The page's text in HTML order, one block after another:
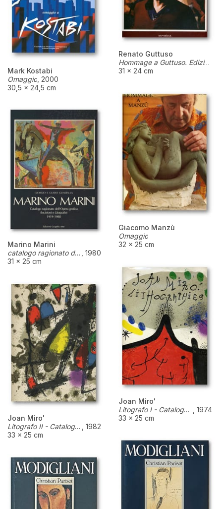
Renato Guttuso
Hommage a Guttuso. Edizione francese
31 × 24 cm
Mark Kostabi
Omaggio 2000
30,5 × 24,5 cm
Giacomo Manzù
Omaggio
32 × 25 cm
Marino Marini
catalogo ragionato dell'opera grafica /incisioni e litografie) 1919-1980
1980
31 × 25 cm
Joan Miro'
Litografo I - Catalogo Ragionato dell'opera litografica di Joan Mirò dal 1930 al 1952
1974
33 × 25 cm
Joan Miro'
Litografo II - Catalogo ragionato dell'opera litografica di Joan Mirò dal 1953 al 1963
1982
33 × 25 cm